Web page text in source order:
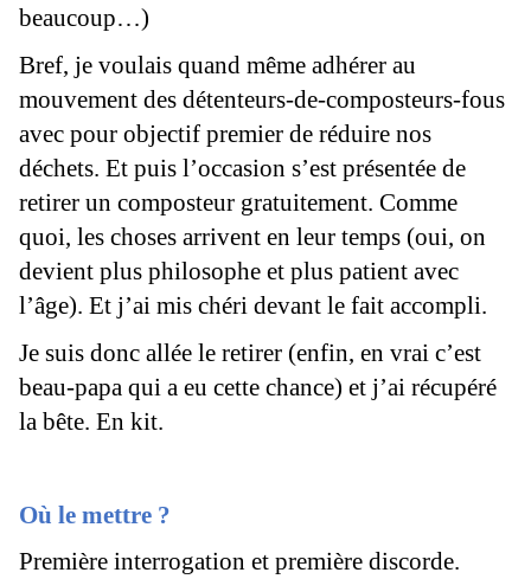
beaucoup…)
Bref, je voulais quand même adhérer au
mouvement des détenteurs-de-composteurs-fous
avec pour objectif premier de réduire nos
déchets. Et puis l’occasion s’est présentée de
retirer un composteur gratuitement. Comme
quoi, les choses arrivent en leur temps (oui, on
devient plus philosophe et plus patient avec
l’âge). Et j’ai mis chéri devant le fait accompli.
Je suis donc allée le retirer (enfin, en vrai c’est
beau-papa qui a eu cette chance) et j’ai récupéré
la bête. En kit.
Où le mettre ?
Première interrogation et première discorde.